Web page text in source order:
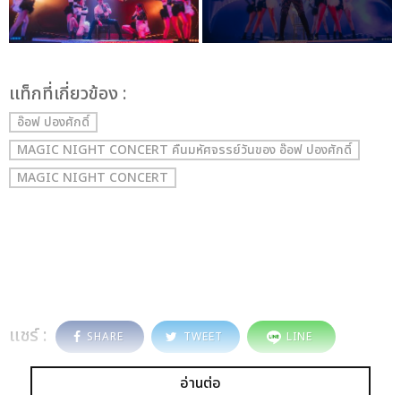
เเท็กที่เกี่ยวข้อง :
อ๊อฟ ปองศักดิ์
MAGIC NIGHT CONCERT คืนมหัศจรรย์วันของ อ๊อฟ ปองศักดิ์
MAGIC NIGHT CONCERT
แชร์ : SHARE TWEET LINE
อ่านต่อ